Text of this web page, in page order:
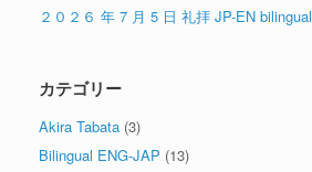
２０２６ 年 7 月 5 日 礼拝 JP-EN bilingual
カテゴリー
Akira Tabata (3)
Bilingual ENG-JAP (13)